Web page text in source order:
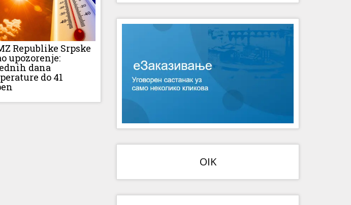
Republike Srpske
upozorenje:
dana
do 41
OIK